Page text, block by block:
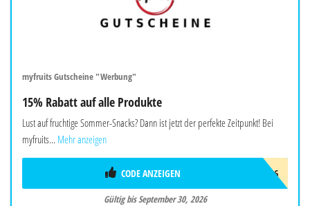
myfruits Gutscheine "Werbung"
15% Rabatt auf alle Produkte
Lust auf fruchtige Sommer-Snacks? Dann ist jetzt der perfekte Zeitpunkt! Bei
myfruits... Mehr anzeigen
SOMMER26
CODE ANZEIGEN
Gültig bis September 30, 2026